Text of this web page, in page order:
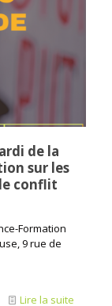
de la
sur les
conflit
Formation
9 rue de
Lire la suite